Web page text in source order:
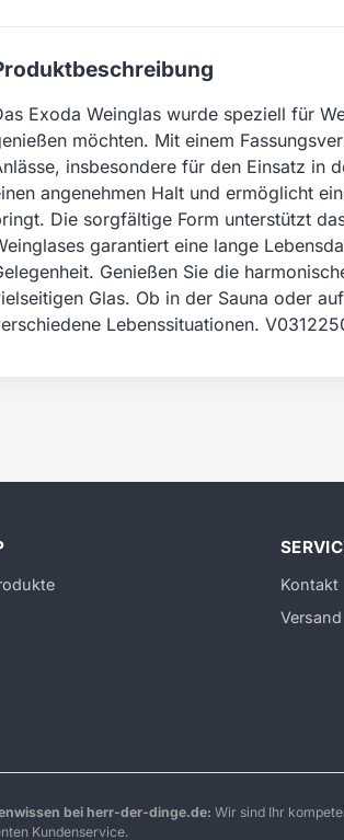
Exoda Weinglas wurde speziell für
möchten. Mit einem
insbesondere für den Einsatz in
angenehmen Halt und ermöglicht
Die sorgfältige Form unterstützt
garantiert eine lange
Genießen Sie die
Glas. Ob in der Sauna oder
Lebenssituationen.
Kontakt
Versand
bei herr-der-dinge.de: Wir sind Ihr
Kundenservice.